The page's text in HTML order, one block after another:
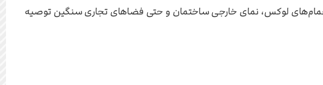
لوکس، نمای خارجی ساختمان و حتی فضاهای تجاری سنگین توصیه